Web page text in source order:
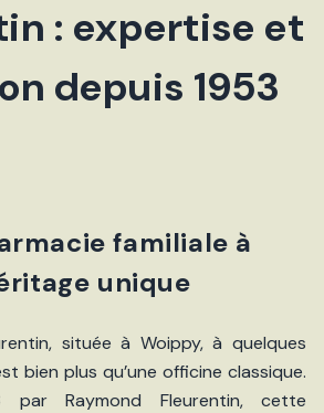
: expertise et
depuis 1953
familiale à
unique
située à Woippy, à quelques
bien plus qu’une officine classique.
par Raymond Fleurentin, cette